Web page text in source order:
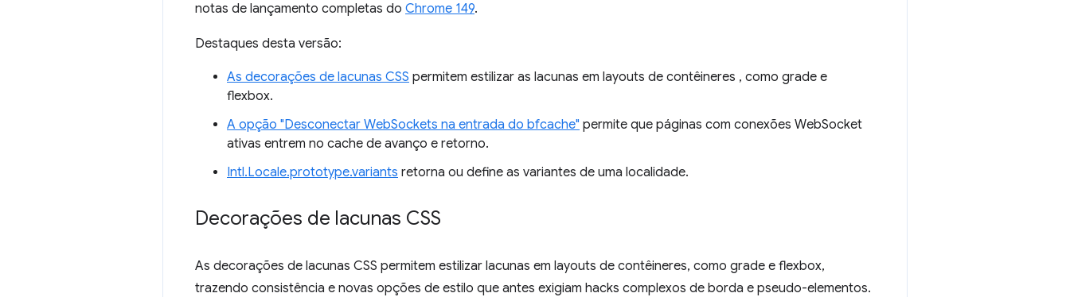
notas de lançamento completas do Chrome 149.
Destaques desta versão:
As decorações de lacunas CSS permitem estilizar as lacunas em layouts de contêineres , como grade e
flexbox.
A opção "Desconectar WebSockets na entrada do bfcache" permite que páginas com conexões WebSocket
ativas entrem no cache de avanço e retorno.
Intl.Locale.prototype.variants retorna ou define as variantes de uma localidade.
Decorações de lacunas CSS
As decorações de lacunas CSS permitem estilizar lacunas em layouts de contêineres, como grade e flexbox,
trazendo consistência e novas opções de estilo que antes exigiam hacks complexos de borda e pseudo-elementos.